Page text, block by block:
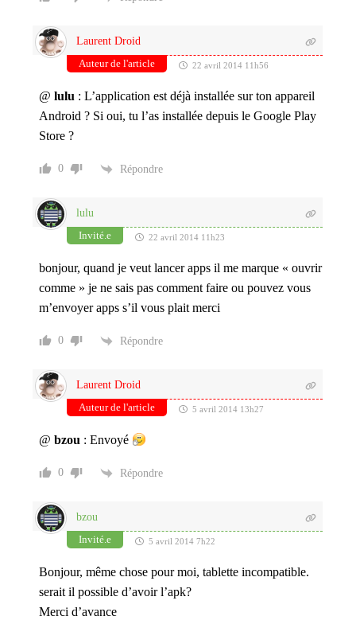
Laurent Droid
Auteur de l'article
22 avril 2014 11h56
@ lulu : L’application est déjà installée sur ton appareil
Android ? Si oui, tu l’as installée depuis le Google Play
Store ?
0 Répondre
lulu
Invité.e
22 avril 2014 11h23
bonjour, quand je veut lancer apps il me marque « ouvrir
comme » je ne sais pas comment faire ou pouvez vous
m’envoyer apps s’il vous plait merci
0 Répondre
Laurent Droid
Auteur de l'article
5 avril 2014 13h27
@ bzou : Envoyé
0 Répondre
bzou
Invité.e
5 avril 2014 7h22
Bonjour, même chose pour moi, tablette incompatible.
serait il possible d’avoir l’apk?
Merci d’avance